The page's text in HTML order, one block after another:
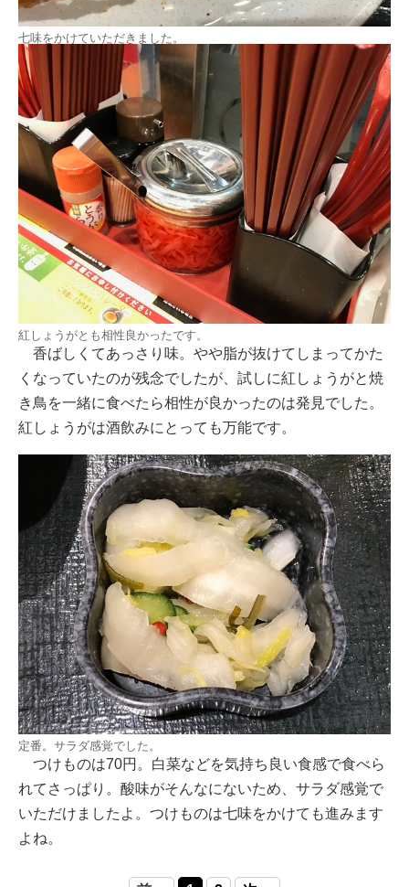
七味をかけていただきました。
紅しょうがとも相性良かったです。
香ばしくてあっさり味。やや脂が抜けてしまってかた
くなっていたのが残念でしたが、試しに紅しょうがと焼
き鳥を一緒に食べたら相性が良かったのは発見でした。
紅しょうがは酒飲みにとっても万能です。
定番。サラダ感覚でした。
つけものは70円。白菜などを気持ち良い食感で食べら
れてさっぱり。酸味がそんなにないため、サラダ感覚で
いただけましたよ。つけものは七味をかけても進みます
よね。